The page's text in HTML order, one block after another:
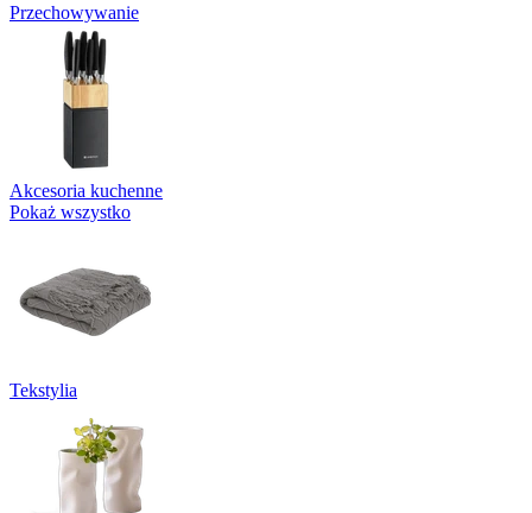
Przechowywanie
Akcesoria kuchenne
Pokaż wszystko
Tekstylia